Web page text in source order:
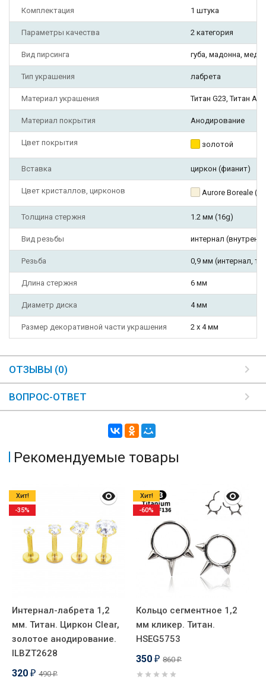
Комплектация 1 штука
Параметры качества 2 категория
Вид пирсинга губа, мадонна,
Тип украшения лабрета
Материал украшения Титан G23, Титан
Материал покрытия Анодирование
Цвет покрытия золотой
Вставка циркон (фианит)
Цвет кристаллов, цирконов Aurore Boreale
Толщина стержня 1.2 мм (16g)
Вид резьбы интернал
Резьба 0,9 мм (интернал,
Длина стержня 6 мм
Диаметр диска 4 мм
Размер декоративной части украшения 2 х 4 мм
ОТЗЫВЫ (0)
ВОПРОС-ОТВЕТ
Рекомендуемые товары
Интернал-лабрета 1,2
мм. Титан. Циркон Clear,
золотое анодирование.
ILBZT2628
320 ₽ 490₽
Хит!
-35%
Кольцо сегментное 1,2
мм кликер. Титан.
HSEG5753
350 ₽ 860₽
Хит!
-60%